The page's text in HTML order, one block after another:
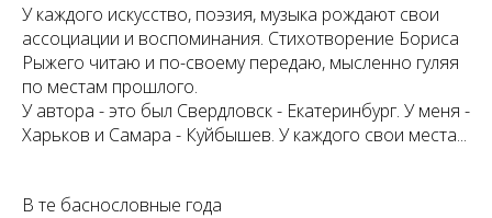
У каждого искусство, поэзия, музыка рождают свои
ассоциации и воспоминания. Стихотворение Бориса
Рыжего читаю и по-своему передаю, мысленно гуляя
по местам прошлого.
У автора - это был Свердловск - Екатеринбург. У меня -
Харьков и Самара - Куйбышев. У каждого свои места...
В те баснословные года